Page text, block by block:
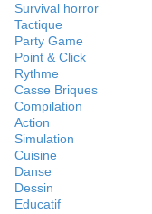
Survival horror
Tactique
Party Game
Point & Click
Rythme
Casse Briques
Compilation
Action
Simulation
Cuisine
Danse
Dessin
Educatif